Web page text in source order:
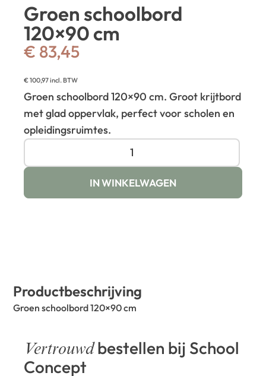
Groen schoolbord
120×90 cm
€ 83,45
€100,97incl. BTW
Groen schoolbord 120×90 cm. Groot krijtbord
met glad oppervlak, perfect voor scholen en
opleidingsruimtes.
IN WINKELWAGEN
Productbeschrijving
Groen schoolbord 120×90 cm
Vertrouwdbestellen bij School
Concept